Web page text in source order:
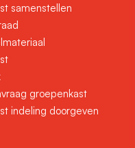
samenstellen
groepenkast
indeling doorgeven